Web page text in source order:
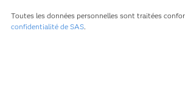
Toutes les données personnelles sont traitées
confidentialité de SAS.